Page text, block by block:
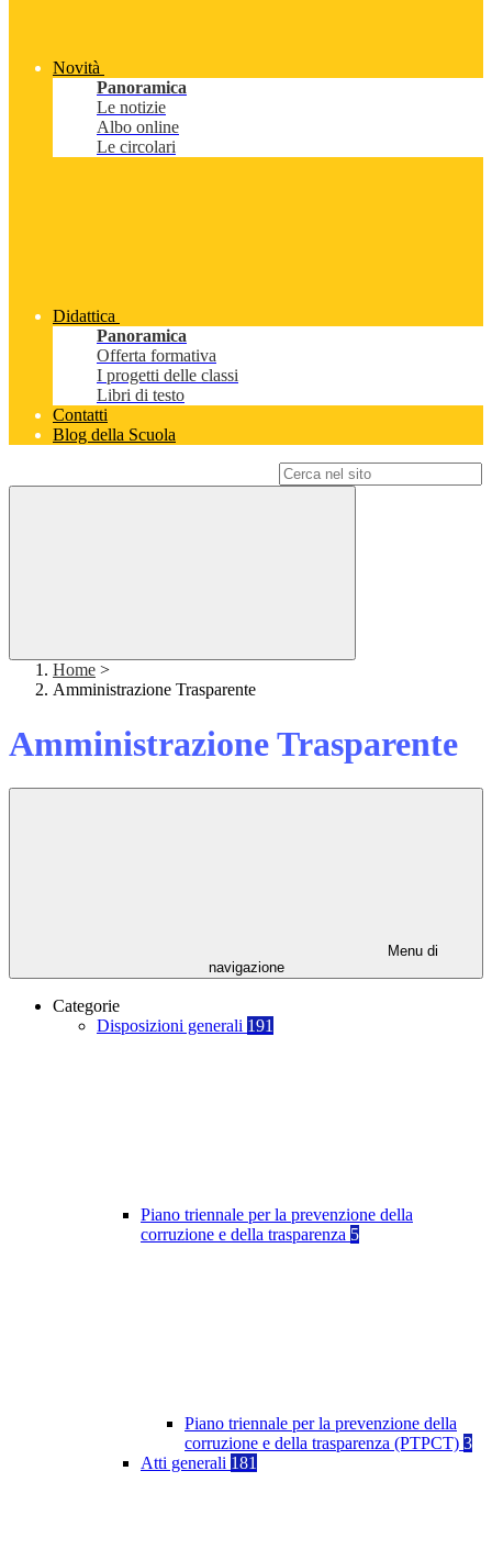
Novità
Panoramica
Le notizie
Albo online
Le circolari
Didattica
Panoramica
Offerta formativa
I progetti delle classi
Libri di testo
Contatti
Blog della Scuola
Home >
Amministrazione Trasparente
Amministrazione Trasparente
Menu di
navigazione
Categorie
Disposizioni generali 191
Piano triennale per la prevenzione della
corruzione e della trasparenza 5
Piano triennale per la prevenzione della
corruzione e della trasparenza (PTPCT) 3
Atti generali 181